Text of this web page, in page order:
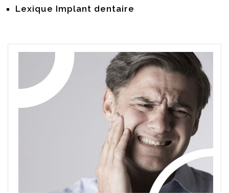
Lexique Implant dentaire